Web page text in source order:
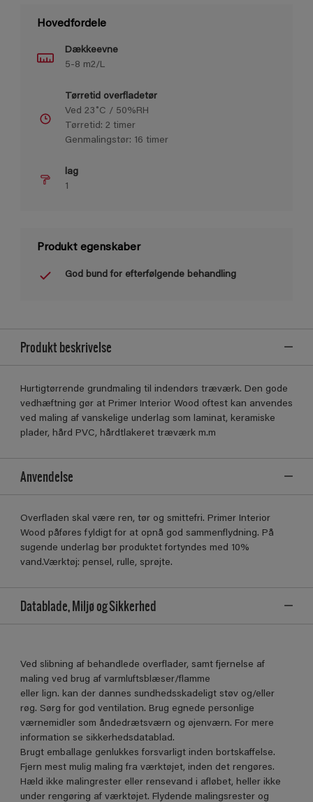
Hovedfordele
Dækkeevne
5-8 m2/L
Tørretid overfladetør
Ved 23˚C / 50%RH
Tørretid: 2 timer
Genmalingstør: 16 timer
lag
1
Produkt egenskaber
God bund for efterfølgende behandling
Produkt beskrivelse
Hurtigtørrende grundmaling til indendørs træværk. Den gode
vedhæftning gør at Primer Interior Wood oftest kan anvendes
ved maling af vanskelige underlag som laminat, keramiske
plader, hård PVC, hårdtlakeret træværk m.m
Anvendelse
Overﬂaden skal være ren, tør og smittefri. Primer Interior
Wood påføres fyldigt for at opnå god sammenﬂydning. På
sugende underlag bør produktet fortyndes med 10%
vand.Værktøj: pensel, rulle, sprøjte.
Datablade, Miljø og Sikkerhed
Ved slibning af behandlede overflader, samt fjernelse af
maling ved brug af varmluftsblæser/flamme
eller lign. kan der dannes sundhedsskadeligt støv og/eller
røg. Sørg for god ventilation. Brug egnede personlige
værnemidler som åndedrætsværn og øjenværn. For mere
information se sikkerhedsdatablad.
Brugt emballage genlukkes forsvarligt inden bortskaffelse.
Fjern mest mulig maling fra værktøjet, inden det rengøres.
Hæld ikke malingrester eller rensevand i afløbet, heller ikke
under rengøring af værktøjet. Flydende malingsrester og